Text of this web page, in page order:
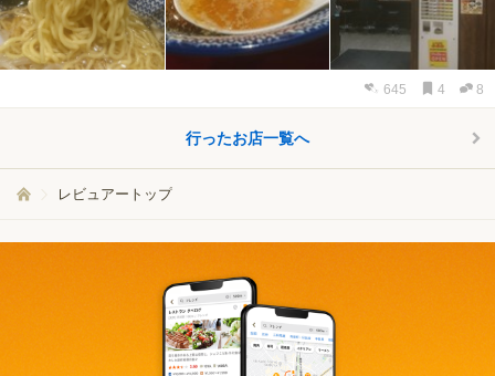
645 4 8
行ったお店一覧へ
レビュアートップ